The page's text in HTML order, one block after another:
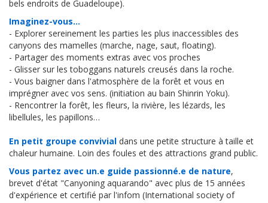
En petit groupe convivial
dans une petite structure à taille et
chaleur humaine. Loin des foules et des attractions grand public.
Vous partez avec un.e guide passionné.e de nature
brevet d'état "Canyoning aquarando" avec plus de 15 années
d'expérience et certifié par l'infom (International society of
nature and Forest Medicine).
À partir de 8 ans : Le parcours est idéal pour les familles, les
couples et les groupes d'amis avec une personne débutante.
équilibre et agilité requise.
(Marche dénivelé 100 mètres glissante par endroit).
Yalodé fournittout le matériel spécifique : gilet de sauvetage +
shorty + casque + culotte de glisse + verre de l'amitié